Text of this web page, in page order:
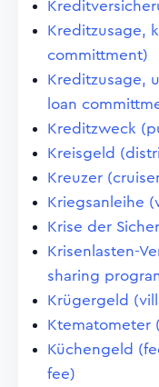
Kreditzusage,
committment)
Kreditzusage,
loan
Kreditzweck
Kreisgeld
Kreuzer
Kriegsanleihe
Krise der
Krisenlasten-
sharing
Krügergeld
Ktematometer
Küchengeld
fee)